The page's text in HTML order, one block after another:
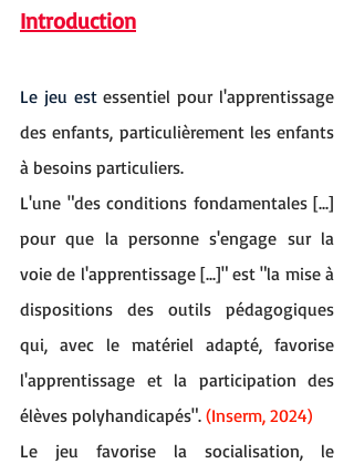
Introduction
Le jeu est essentiel pour l'apprentissage
des enfants, particulièrement les enfants
à besoins particuliers.
L'une "des conditions fondamentales [...]
pour que la personne s'engage sur la
voie de l'apprentissage [...]" est "la mise à
dispositions des outils pédagogiques
qui, avec le matériel adapté, favorise
l'apprentissage et la participation des
élèves polyhandicapés". (Inserm, 2024)
Le jeu favorise la socialisation, le